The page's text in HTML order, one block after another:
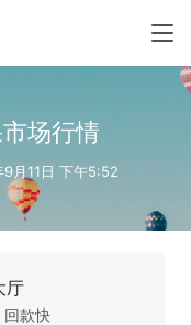
场行情
月11日 下午5:52
厅
回款快